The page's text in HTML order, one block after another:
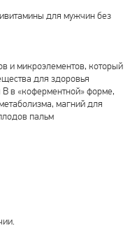
для мужчин без
и микроэлементов, который
для здоровья
в «коферментной» форме,
магний для
пальм